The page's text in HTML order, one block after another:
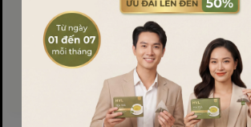
từ A-Z với chi phí tổng kho!
📞 Website: